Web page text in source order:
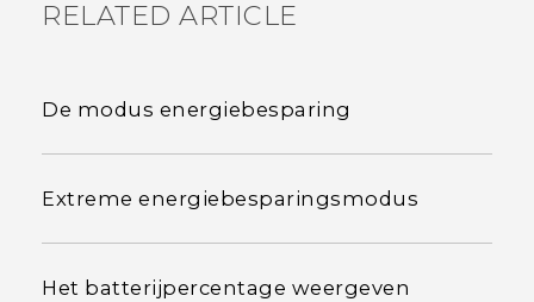
RELATED ARTICLE
De modus energiebesparing
Extreme energiebesparingsmodus
Het batterijpercentage weergeven